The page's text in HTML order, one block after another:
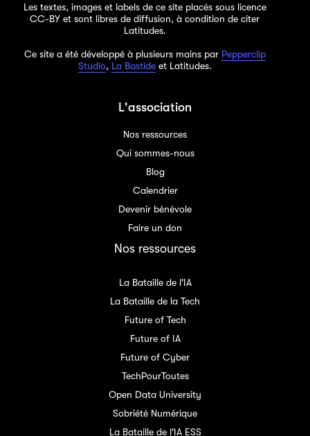
Les textes, images et labels de ce site placés sous licence
CC-BY et sont libres de diffusion, à condition de citer
Latitudes.
Ce site a été développé à plusieurs mains par Pepperclip
Studio, La Bastideet Latitudes.
L'association
Nos ressources
Qui sommes-nous
Blog
Calendrier
Devenir bénévole
Faire un don
Nos ressources
La Bataille de l'IA
La Bataille de la Tech
Future of Tech
Future of IA
Future of Cyber
TechPourToutes
Open Data University
Sobriété Numérique
La Bataille de l'IA ESS